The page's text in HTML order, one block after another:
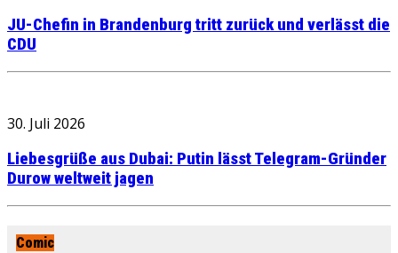
JU-Chefin in Brandenburg tritt zurück und verlässt die
CDU
30. Juli 2026
Liebesgrüße aus Dubai: Putin lässt Telegram-Gründer
Durow weltweit jagen
Comic